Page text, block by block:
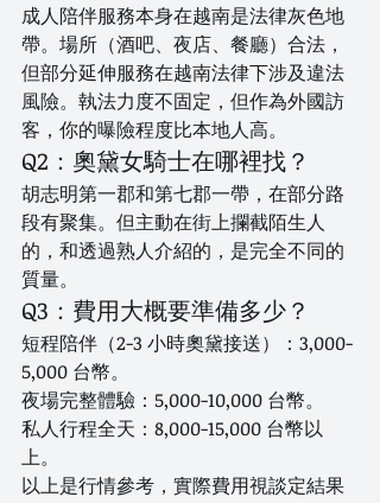
成人陪伴服務本身在越南是法律灰色地
帶。場所（酒吧、夜店、餐廳）合法，
但部分延伸服務在越南法律下涉及違法
風險。執法力度不固定，但作為外國訪
客，你的曝險程度比本地人高。
Q2：奧黛女騎士在哪裡找？
胡志明第一郡和第七郡一帶，在部分路
段有聚集。但主動在街上攔截陌生人
的，和透過熟人介紹的，是完全不同的
質量。
Q3：費用大概要準備多少？
短程陪伴（2-3 小時奧黛接送）：3,000-
5,000 台幣。
夜場完整體驗：5,000-10,000 台幣。
私人行程全天：8,000-15,000 台幣以
上。
以上是行情參考，實際費用視談定結果